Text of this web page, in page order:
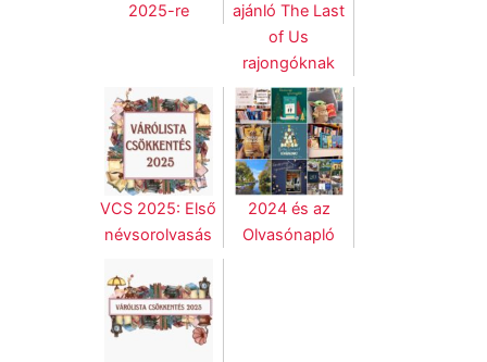
2025-re
ajánló The Last
of Us
rajongóknak
VCS 2025: Első
névsorolvasás
2024 és az
Olvasónapló